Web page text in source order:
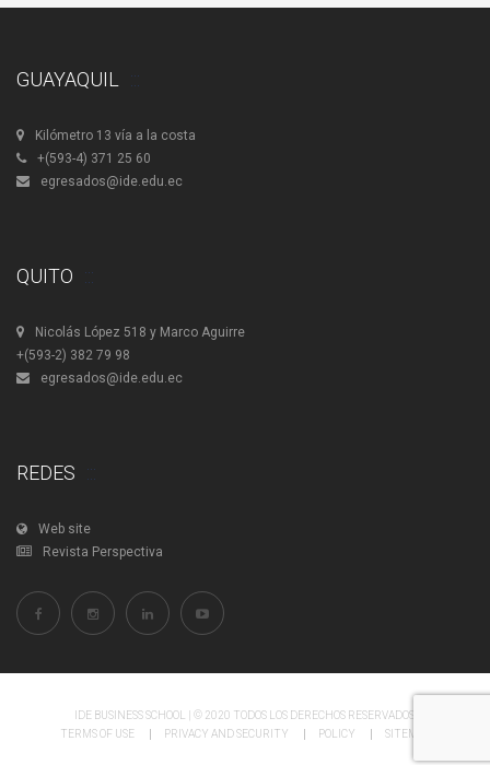
GUAYAQUIL
Kilómetro 13 vía a la costa
+(593-4) 371 25 60
egresados@ide.edu.ec
QUITO
Nicolás López 518 y Marco Aguirre
+(593-2) 382 79 98
egresados@ide.edu.ec
REDES
Web site
Revista Perspectiva
IDE BUSINESS SCHOOL | © 2020 TODOS LOS DERECHOS RESERVADOS.
TERMS OF USE
PRIVACY AND SECURITY POLICY SITEMAP